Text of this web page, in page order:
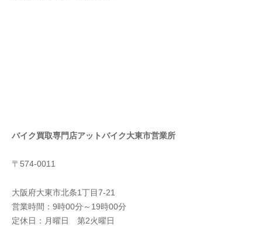
バイク買取専門店アットバイク大東市営業所
〒574-0011
大阪府大東市北条1丁目7-21
営業時間：9時00分～19時00分
定休日：月曜日 第2火曜日